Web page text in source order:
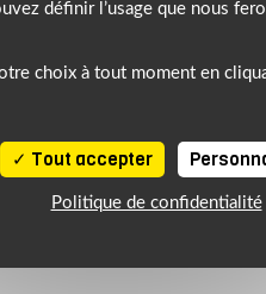
définir l’usage que nous
choix à tout moment en
Tout accepter
Politique de confidentialité